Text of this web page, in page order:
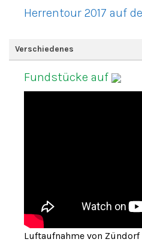
Herrentour 2017 auf
Verschiedenes
Fundstücke auf
Luftaufnahme von